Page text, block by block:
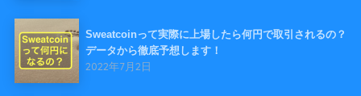
Sweatcoinって実際に上場したら何円で取引されるの？
データから徹底予想します！
2022年7月2日